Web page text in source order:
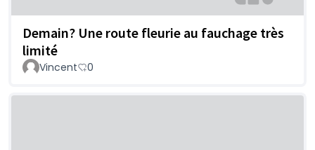
Demain? Une route fleurie au fauchage très
limité
Vincent 0